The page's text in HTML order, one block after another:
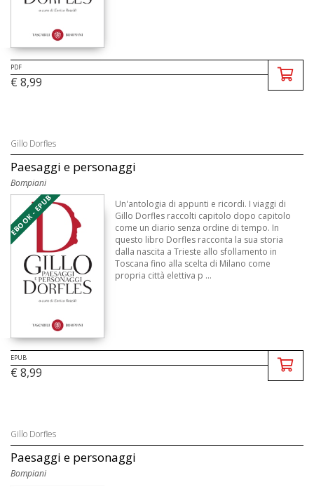
PDF
€ 8,99
Gillo Dorfles
Paesaggi e personaggi
Bompiani
EBOOK - EPUB
Un'antologia di appunti e ricordi. I viaggi di
Gillo Dorfles raccolti capitolo dopo capitolo
come un diario senza ordine di tempo. In
questo libro Dorfles racconta la sua storia
dalla nascita a Trieste allo sfollamento in
Toscana fino alla scelta di Milano come
propria città elettiva p ...
EPUB
€ 8,99
Gillo Dorfles
Paesaggi e personaggi
Bompiani